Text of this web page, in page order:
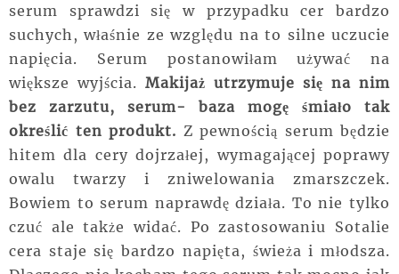
serum sprawdzi się w przypadku cer bardzo
suchych, właśnie ze względu na to silne uczucie
napięcia. Serum postanowiłam używać na
większe wyjścia. Makijaż utrzymuje się na nim
bez zarzutu, serum- baza mogę śmiało tak
określić ten produkt. Z pewnością serum będzie
hitem dla cery dojrzałej, wymagającej poprawy
owalu twarzy i zniwelowania zmarszczek.
Bowiem to serum naprawdę działa. To nie tylko
czuć ale także widać. Po zastosowaniu Sotalie
cera staje się bardzo napięta, świeża i młodsza.